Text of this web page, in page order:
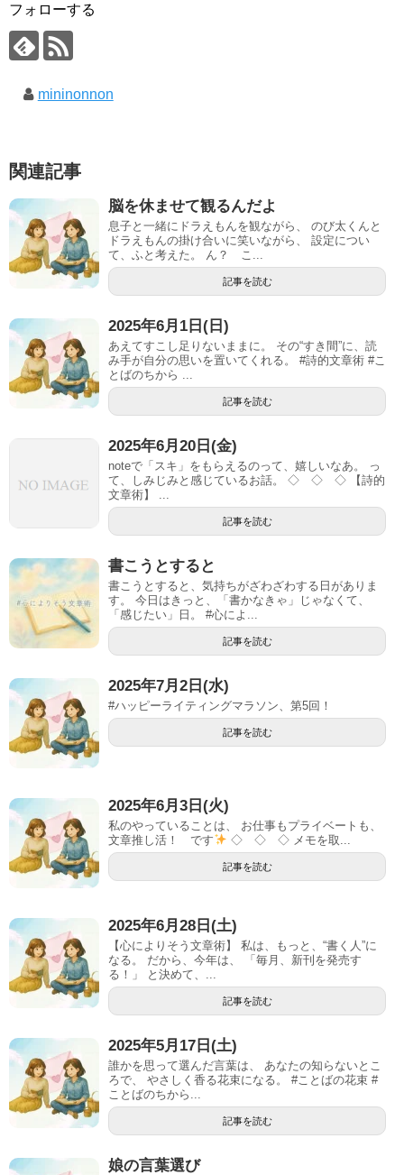
フォローする
mininonnon
関連記事
脳を休ませて観るんだよ
息子と一緒にドラえもんを観ながら、 のび太くんと
ドラえもんの掛け合いに笑いながら、 設定につい
て、ふと考えた。 ん？ こ...
記事を読む
2025年6月1日(日)
あえてすこし足りないままに。 その“すき間”に、読
み手が自分の思いを置いてくれる。 #詩的文章術 #こ
とばのちから ...
記事を読む
2025年6月20日(金)
noteで「スキ」をもらえるのって、嬉しいなあ。 っ
て、しみじみと感じているお話。 ◇ ◇ ◇ 【詩的
文章術】 ...
記事を読む
書こうとすると
書こうとすると、気持ちがざわざわする日がありま
す。 今日はきっと、「書かなきゃ」じゃなくて、
「感じたい」日。 #心によ...
記事を読む
2025年7月2日(水)
#ハッピーライティングマラソン、第5回！
記事を読む
2025年6月3日(火)
私のやっていることは、 お仕事もプライベートも、
文章推し活！ です
◇ ◇ ◇ メモを取...
記事を読む
2025年6月28日(土)
【心によりそう文章術】 私は、もっと、“書く人”に
なる。 だから、今年は、 「毎月、新刊を発売す
る！」 と決めて、...
記事を読む
2025年5月17日(土)
誰かを思って選んだ言葉は、 あなたの知らないとこ
ろで、 やさしく香る花束になる。 #ことばの花束 #
ことばのちから...
記事を読む
娘の言葉選び